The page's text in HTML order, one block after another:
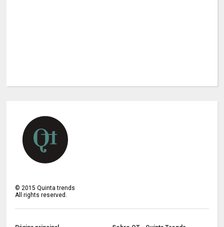
© 2015 Quinta trends
All rights reserved.